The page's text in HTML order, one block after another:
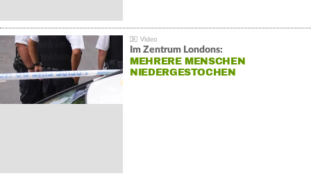
Im Zentrum Londons:
MEHRERE MENSCHEN
NIEDERGESTOCHEN